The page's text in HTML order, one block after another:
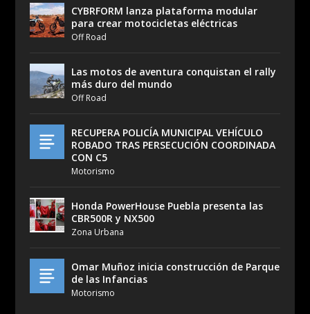
CYBRFORM lanza plataforma modular
para crear motocicletas eléctricas
Off Road
Las motos de aventura conquistan el rally
más duro del mundo
Off Road
RECUPERA POLICÍA MUNICIPAL VEHÍCULO
ROBADO TRAS PERSECUCIÓN COORDINADA
CON C5
Motorismo
Honda PowerHouse Puebla presenta las
CBR500R y NX500
Zona Urbana
Omar Muñoz inicia construcción de Parque
de las Infancias
Motorismo